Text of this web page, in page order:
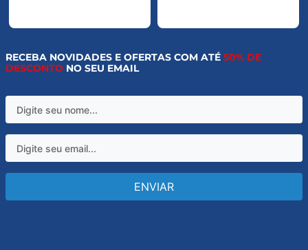
RECEBA NOVIDADES E OFERTAS COM ATÉ 50% DE
DESCONTO NO SEU EMAIL
ENVIAR